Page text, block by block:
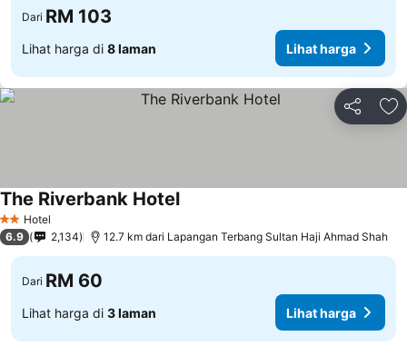
Dari RM 103
Lihat harga di 8 laman Lihat harga
Kongsi
2 Bintang
Hotel
The Riverbank Hotel
6.9 2,134 12.7 km dari Lapangan Terbang Sultan Haji Ahmad Shah
Dari RM 60
Lihat harga di 3 laman Lihat harga